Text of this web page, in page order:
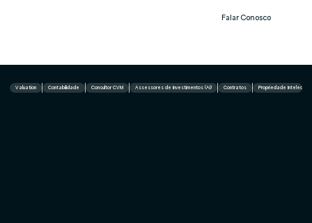
Falar Conosco
Valuation Contabilidade Consultor CVM Assessores de Investimentos (AI) Contratos Propriedade Intelectual